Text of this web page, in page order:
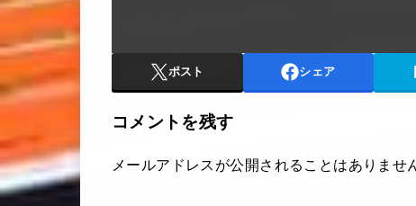
ポスト シェア
コメントを残す
メールアドレスが公開されることはありませ